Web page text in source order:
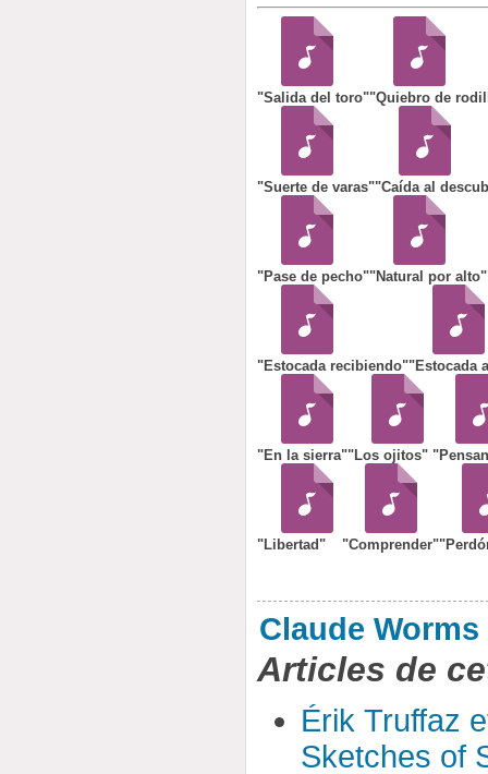
"Salida del toro""Quiebro de
"Suerte de varas""Caída al
"Pase de pecho""Natural por alto"
"Estocada recibiendo""Estocada
"En la sierra""Los ojitos"
"Libertad" "Comprender"
Claude Worms
Articles de
Érik Truffaz
Sketches of